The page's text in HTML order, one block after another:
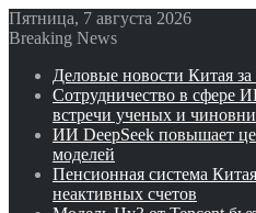
Пятница, 7 августа 2026
Breaking News
Деловые новости Китая
Сотрудничество в сфере
встречи ученых и
ИИ DeepSeek повышает
моделей
Пенсионная система
неактивных счетов